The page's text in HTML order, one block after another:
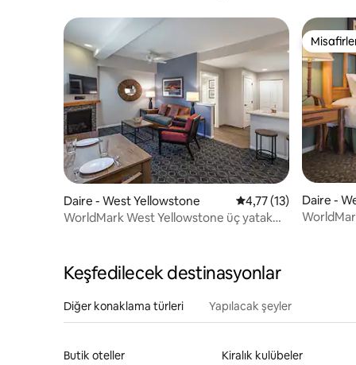
Daire - West Yellowstone 5 üzerinden ortalama
4,77 (13)
WorldMark West Yellowstone üç yatak
Daire -
Keşfedilecek destinasyonlar
Diğer konaklama türleri Yapılacak şeyler
Butik oteller
Kiralık kulübeler